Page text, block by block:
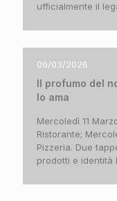
ufficialmente il
06/03/2026
Il profumo del
lo ama
Mercoledì 11
Ristorante;
Pizzeria. Due
prodotti e identità